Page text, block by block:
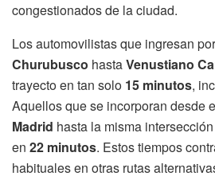
congestionados de la ciudad.
Los automovilistas que ingresan
Churubusco hastaVenustiano
trayecto en tan solo 15 minutos,
Aquellos que se incorporan desde
Madrid hasta la misma
en 22 minutos. Estos tiempos
habituales en otras rutas